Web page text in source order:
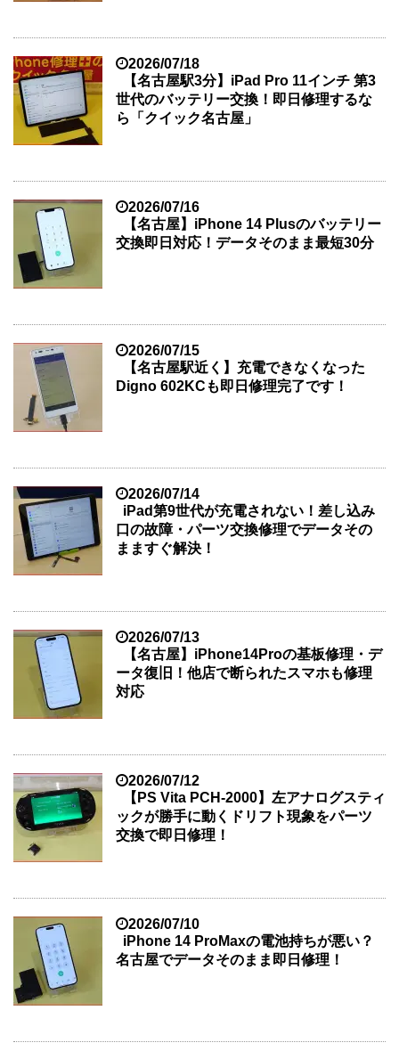
2026/07/18
【名古屋駅3分】iPad Pro 11インチ 第3
世代のバッテリー交換！即日修理するな
ら「クイック名古屋」
2026/07/16
【名古屋】iPhone 14 Plusのバッテリー
交換即日対応！データそのまま最短30分
2026/07/15
【名古屋駅近く】充電できなくなった
Digno 602KCも即日修理完了です！
2026/07/14
iPad第9世代が充電されない！差し込み
口の故障・パーツ交換修理でデータその
まますぐ解決！
2026/07/13
【名古屋】iPhone14Proの基板修理・デ
ータ復旧！他店で断られたスマホも修理
対応
2026/07/12
【PS Vita PCH-2000】左アナログスティ
ックが勝手に動くドリフト現象をパーツ
交換で即日修理！
2026/07/10
iPhone 14 ProMaxの電池持ちが悪い？
名古屋でデータそのまま即日修理！